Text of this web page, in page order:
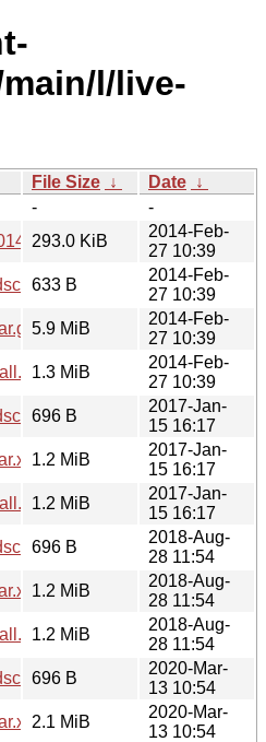
l/live-
File Size ↓ Date ↓
-
-
293.0 KiB
2014-Feb-
27 10:39
633 B
2014-Feb-
27 10:39
5.9 MiB
2014-Feb-
27 10:39
1.3 MiB
2014-Feb-
27 10:39
696 B
2017-Jan-
15 16:17
1.2 MiB
2017-Jan-
15 16:17
1.2 MiB
2017-Jan-
15 16:17
696 B
2018-Aug-
28 11:54
1.2 MiB
2018-Aug-
28 11:54
1.2 MiB
2018-Aug-
28 11:54
696 B
2020-Mar-
13 10:54
2.1 MiB
2020-Mar-
13 10:54